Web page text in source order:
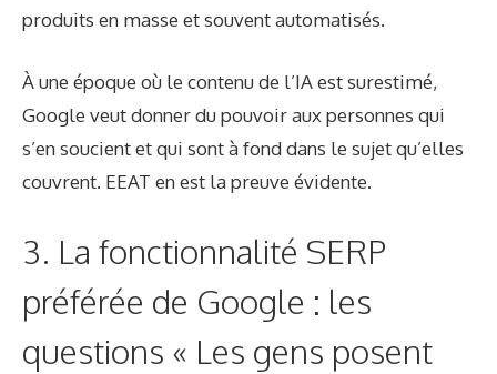
produits en masse et souvent automatisés.
À une époque où le contenu de l’IA est surestimé,
Google veut donner du pouvoir aux personnes qui
s’en soucient et qui sont à fond dans le sujet qu’elles
couvrent. EEAT en est la preuve évidente.
3. La fonctionnalité SERP
préférée de Google : les
questions « Les gens posent